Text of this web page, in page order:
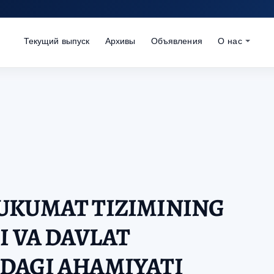
Текущий выпуск Архивы Объявления О нас
TIZIMINING
VA DAVLAT
AHAMIYATI